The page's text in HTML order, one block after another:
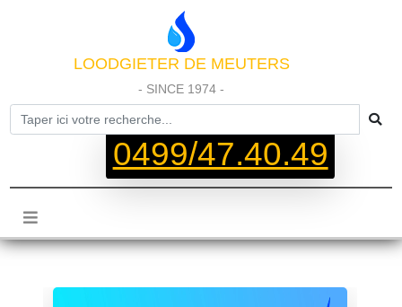
LOODGIETER DE MEUTERS
- SINCE 1974 -
0499/47.40.49